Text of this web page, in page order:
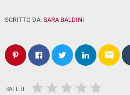
SCRITTO DA: SARA BALDINI
email
RATE IT